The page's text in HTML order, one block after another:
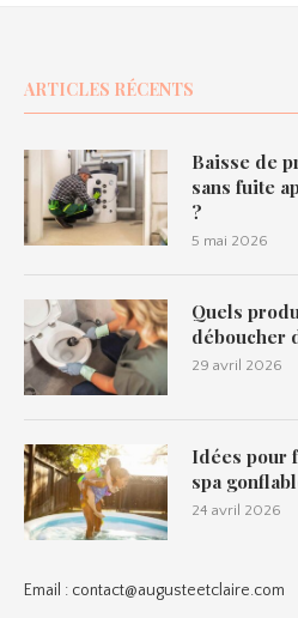
ARTICLES RÉCENTS
Baisse de
sans fuite
?
5 mai 2026
Quels
déboucher
29 avril 2026
Idées pour
spa
24 avril 2026
Email : contact@augusteetclaire.com